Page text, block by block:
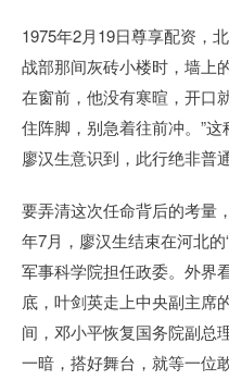
1975年2月19日尊享配资，
战部那间灰砖小楼时，墙上
在窗前，他没有寒暄，开口
住阵脚，别急着往前冲。”
廖汉生意识到，此行绝非普
要弄清这次任命背后的考量
年7月，廖汉生结束在河北
军事科学院担任政委。外界
底，叶剑英走上中央副主席
间，邓小平恢复国务院副总
一暗，搭好舞台，就等一位